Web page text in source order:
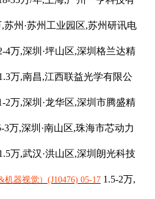
苏州·苏州工业园区,苏州研讯电
4万,深圳·坪山区,深圳格兰达精
万,南昌,江西联益光学有限公
2万,深圳·龙华区,深圳市腾盛精
3万,深圳·南山区,珠海市芯动力
万,武汉·洪山区,深圳朗光科技
器视觉）(J10476) 05-17 1.5-2万,